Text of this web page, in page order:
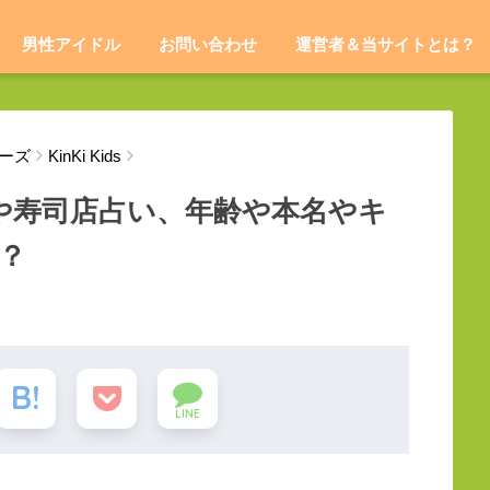
男性アイドル お問い合わせ 運営者＆当サイトとは？
ズ KinKi Kids
司店占い、年齢や本名やキ
LINE